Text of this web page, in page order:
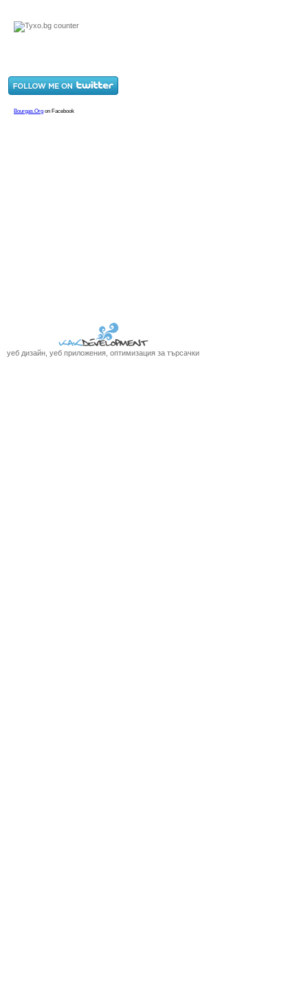
уеб дизайн, уеб приложения, оптимизация за търсачки